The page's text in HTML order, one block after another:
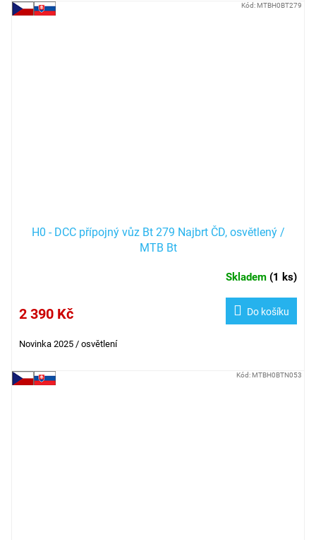
H0 - DCC přípojný vůz Bt 279 Najbrt ČD, osvětlený /
MTB Bt
Skladem (1 ks)
2 390 Kč Do košíku
Novinka 2025 / osvětlení
Kód:MTBH0BT279
Kód:MTBH0BTN053